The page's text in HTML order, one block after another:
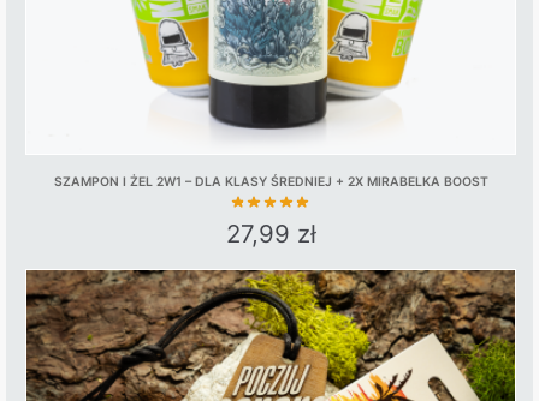
SZAMPON I ŻEL 2W1 – DLA KLASY ŚREDNIEJ + 2X MIRABELKA BOOST
27,99 zł